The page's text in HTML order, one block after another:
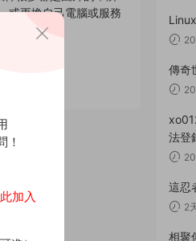
或更換自己電腦或服務
傳奇
法登
這忍
2
相聚
！
加入